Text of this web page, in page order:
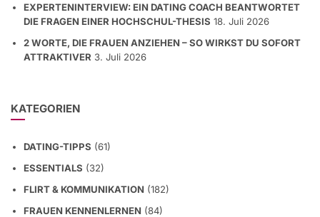
EXPERTENINTERVIEW: EIN DATING COACH BEANTWORTET
DIE FRAGEN EINER HOCHSCHUL-THESIS 18. Juli 2026
2 WORTE, DIE FRAUEN ANZIEHEN – SO WIRKST DU SOFORT
ATTRAKTIVER 3. Juli 2026
KATEGORIEN
DATING-TIPPS (61)
ESSENTIALS (32)
FLIRT & KOMMUNIKATION (182)
FRAUEN KENNENLERNEN (84)